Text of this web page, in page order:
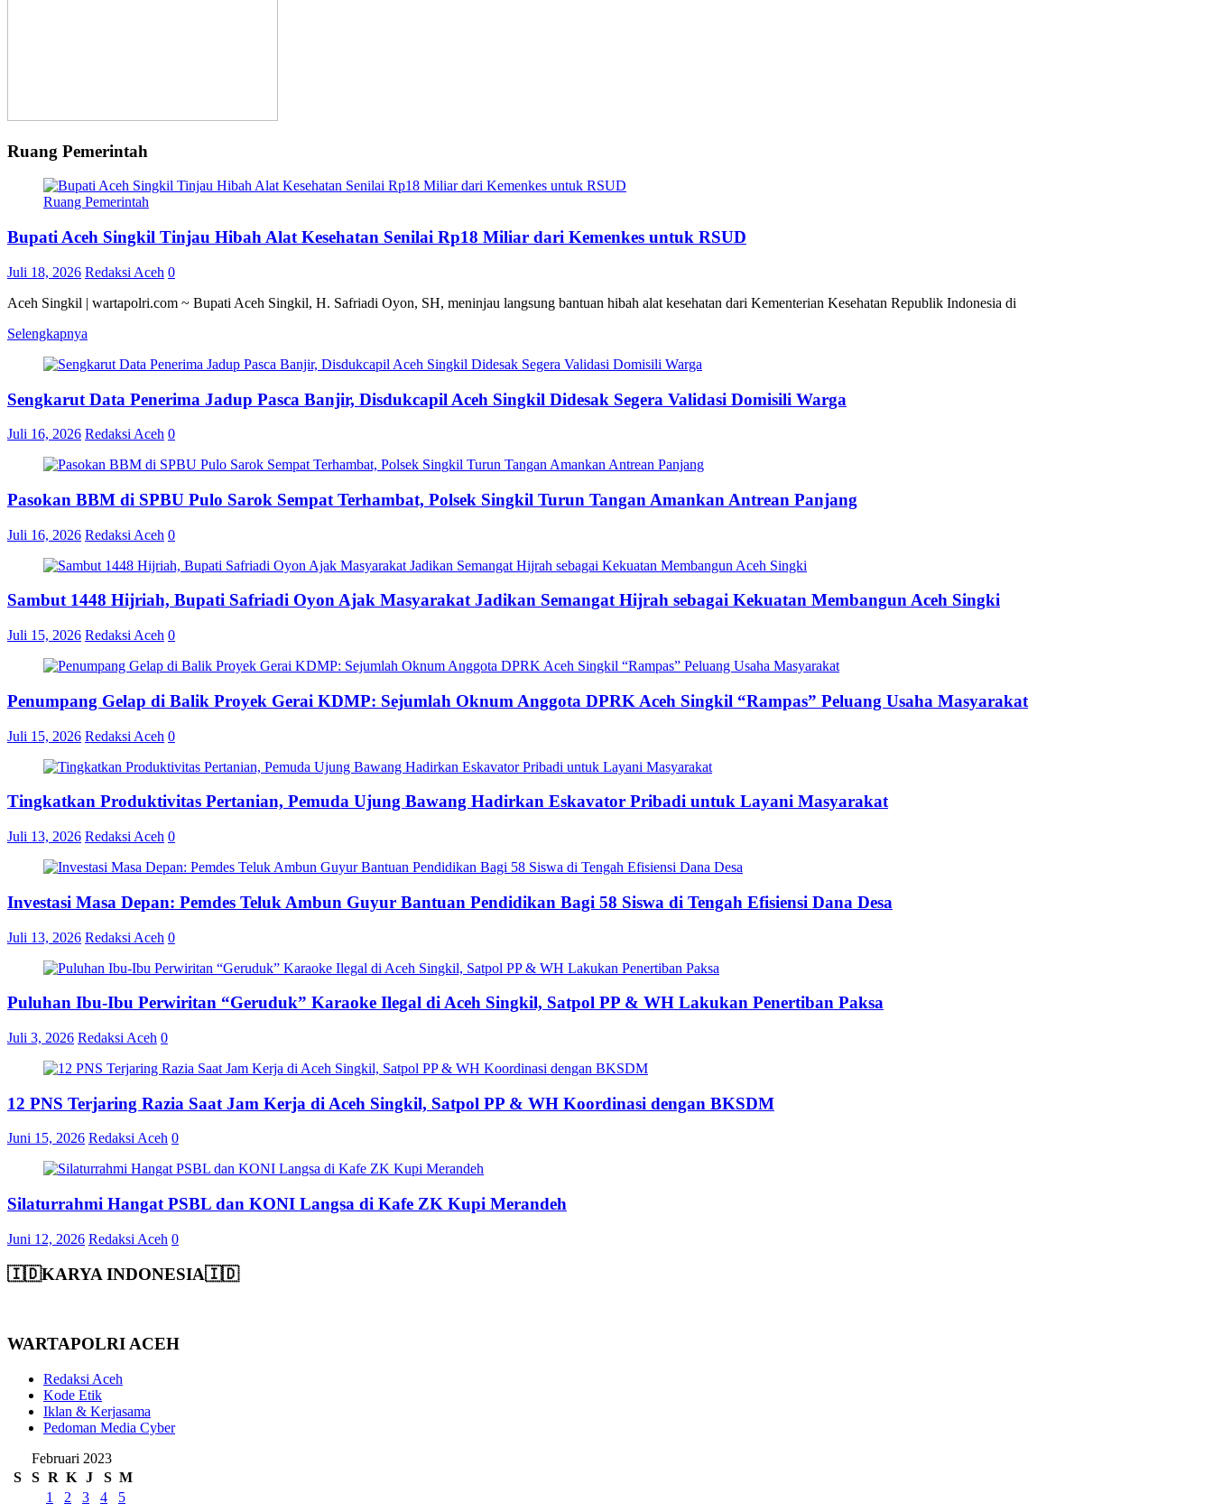
Ruang Pemerintah
Ruang Pemerintah
Bupati Aceh Singkil Tinjau Hibah Alat Kesehatan Senilai Rp18 Miliar dari Kemenkes untuk RSUD
Juli 18, 2026 Redaksi Aceh 0
Aceh Singkil | wartapolri.com ~ Bupati Aceh Singkil, H. Safriadi Oyon, SH, meninjau langsung bantuan hibah alat kesehatan dari Kementerian Kesehatan Republik Indonesia di
Selengkapnya
Sengkarut Data Penerima Jadup Pasca Banjir, Disdukcapil Aceh Singkil Didesak Segera Validasi Domisili Warga
Juli 16, 2026 Redaksi Aceh 0
Pasokan BBM di SPBU Pulo Sarok Sempat Terhambat, Polsek Singkil Turun Tangan Amankan Antrean Panjang
Juli 16, 2026 Redaksi Aceh 0
Sambut 1448 Hijriah, Bupati Safriadi Oyon Ajak Masyarakat Jadikan Semangat Hijrah sebagai Kekuatan Membangun Aceh Singki
Juli 15, 2026 Redaksi Aceh 0
Penumpang Gelap di Balik Proyek Gerai KDMP: Sejumlah Oknum Anggota DPRK Aceh Singkil “Rampas” Peluang Usaha Masyarakat
Juli 15, 2026 Redaksi Aceh 0
Tingkatkan Produktivitas Pertanian, Pemuda Ujung Bawang Hadirkan Eskavator Pribadi untuk Layani Masyarakat
Juli 13, 2026 Redaksi Aceh 0
Investasi Masa Depan: Pemdes Teluk Ambun Guyur Bantuan Pendidikan Bagi 58 Siswa di Tengah Efisiensi Dana Desa
Juli 13, 2026 Redaksi Aceh 0
Puluhan Ibu-Ibu Perwiritan “Geruduk” Karaoke Ilegal di Aceh Singkil, Satpol PP & WH Lakukan Penertiban Paksa
Juli 3, 2026 Redaksi Aceh 0
12 PNS Terjaring Razia Saat Jam Kerja di Aceh Singkil, Satpol PP & WH Koordinasi dengan BKSDM
Juni 15, 2026 Redaksi Aceh 0
Silaturrahmi Hangat PSBL dan KONI Langsa di Kafe ZK Kupi Merandeh
Juni 12, 2026 Redaksi Aceh 0
🇮🇩KARYA INDONESIA🇮🇩
WARTAPOLRI ACEH
Redaksi Aceh
Kode Etik
Iklan & Kerjasama
Pedoman Media Cyber
Februari 2023
S
S R K J S M
1
2 3 4
5